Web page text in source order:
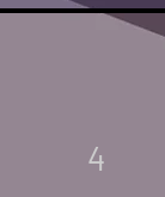
4